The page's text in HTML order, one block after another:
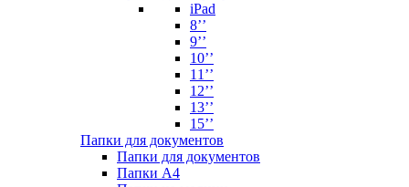
iPad
8’’
9’’
10’’
11’’
12’’
13’’
15’’
Папки для документов
Папки для документов
Папки А4